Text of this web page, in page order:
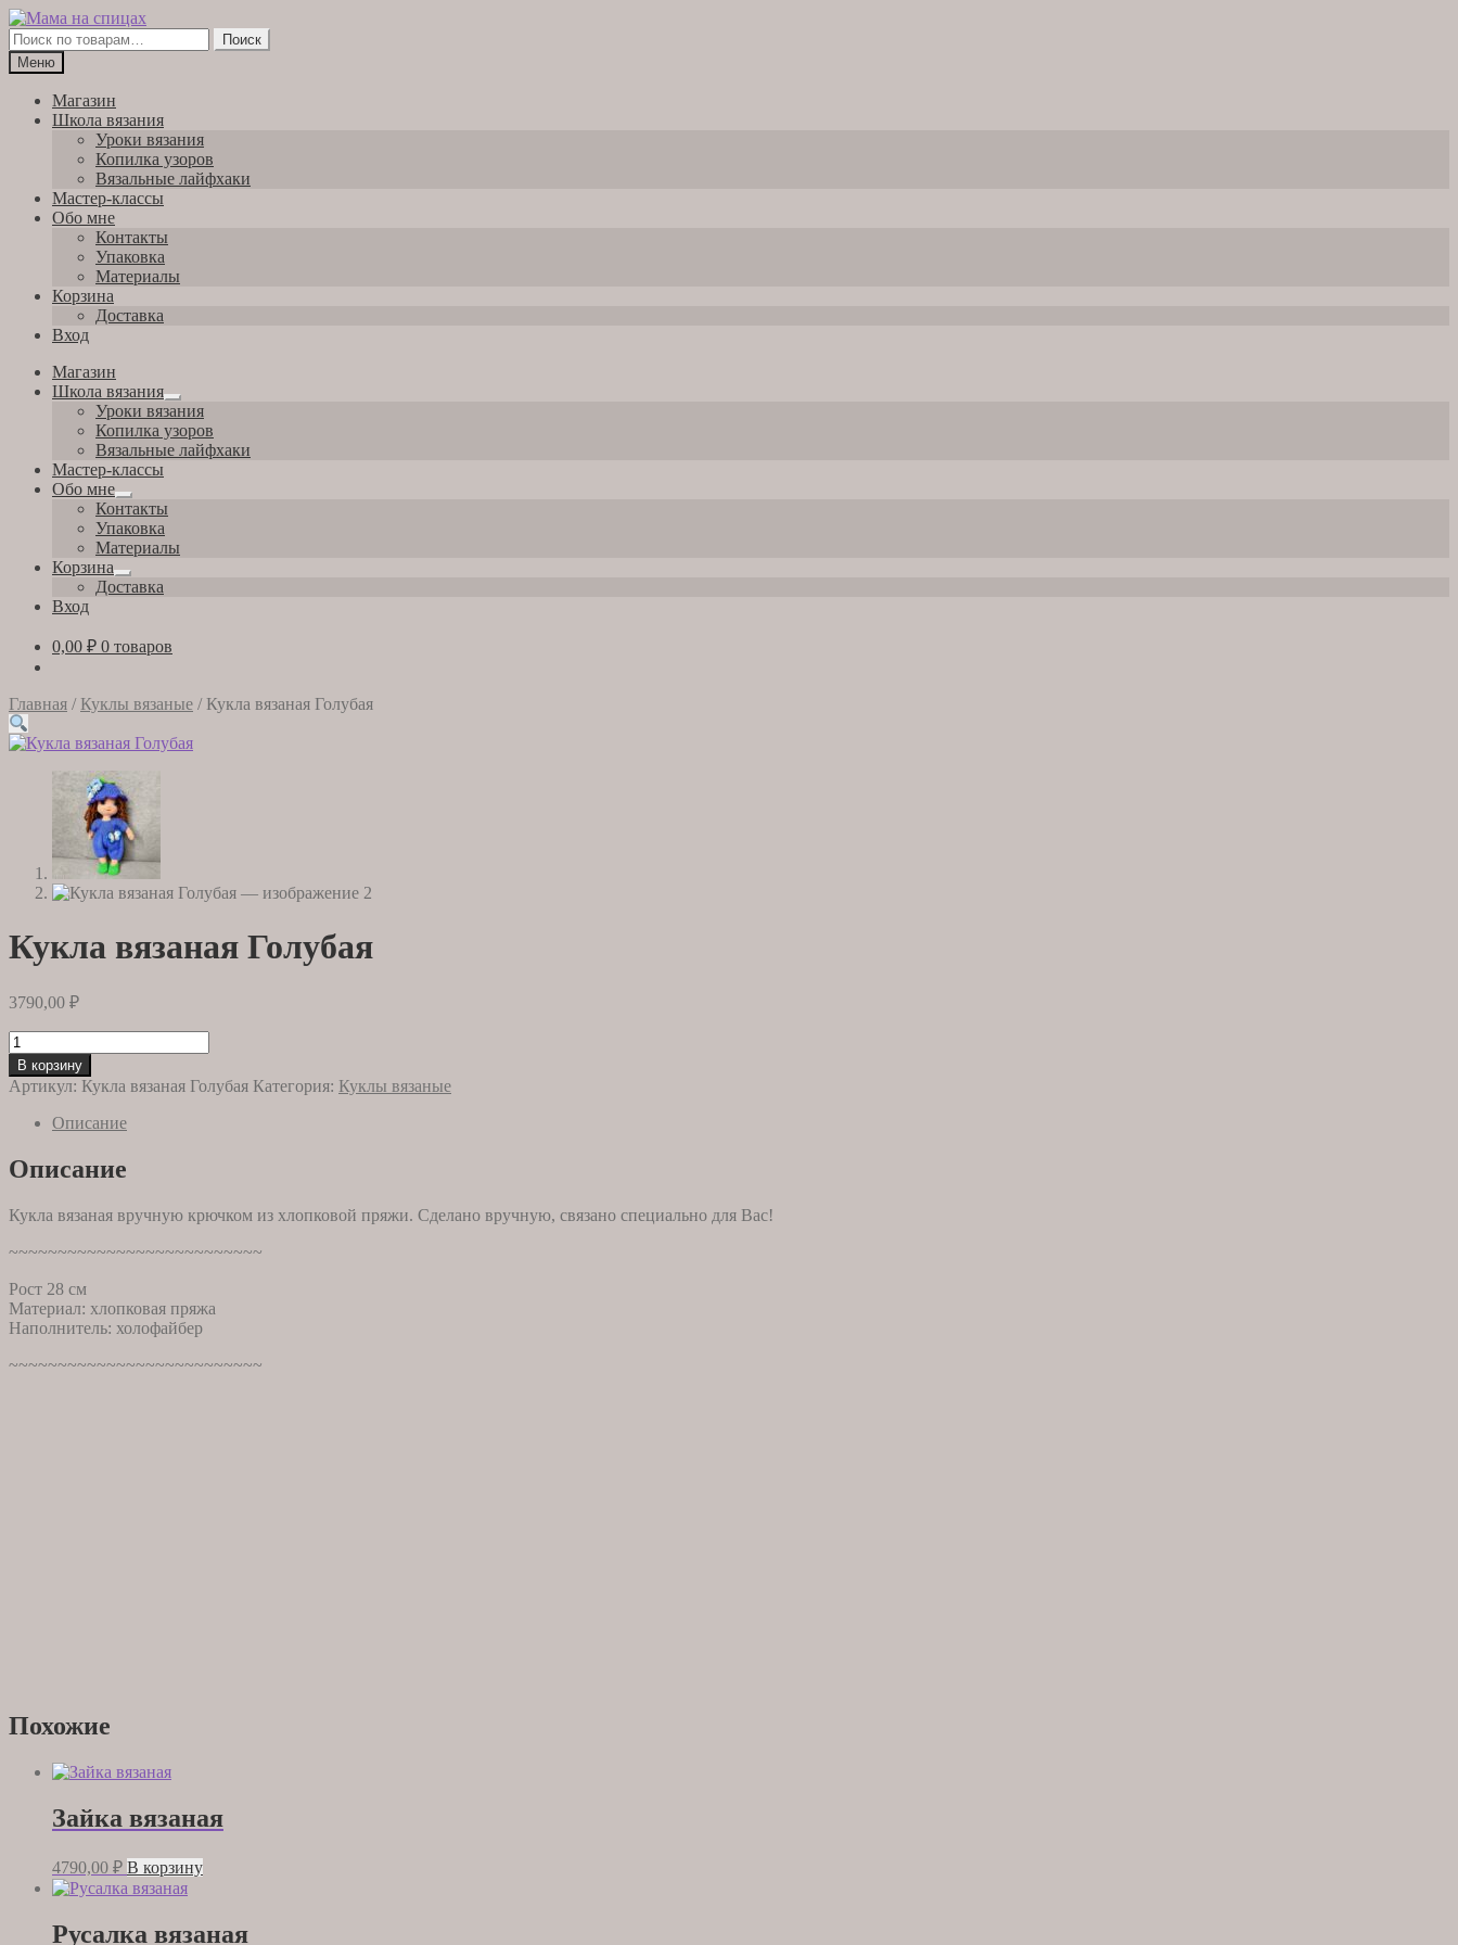
Перейти
к
навигации
Перейти
к
содержимому
Искать:
Поиск
Меню
Магазин
Школа вязания
Уроки вязания
Копилка узоров
Вязальные лайфхаки
Мастер-классы
Обо мне
Контакты
Упаковка
Материалы
Корзина
Доставка
Вход
Магазин
Школа вязания
Развернутое
вложенное
меню
Уроки вязания
Копилка узоров
Вязальные лайфхаки
Мастер-классы
Обо мне
Развернутое
вложенное
меню
Контакты
Упаковка
Материалы
Корзина
Развернутое
вложенное
Доставка
Вход
0,00 ₽ 0 товаров
Главная / Куклы вязаные / Кукла вязаная Голубая
Кукла вязаная Голубая
3790,00 ₽
Количество
товара
Кукла
вязаная
Голубая
В корзину
Артикул: Кукла вязаная Голубая Категория: Куклы вязаные
Описание
Описание
Кукла вязаная вручную крючком из хлопковой пряжи. Сделано вручную, связано специально для Вас!
~~~~~~~~~~~~~~~~~~~~~~~~~~
Рост 28 см
Материал: хлопковая пряжа
Наполнитель: холофайбер
~~~~~~~~~~~~~~~~~~~~~~~~~~
Похожие
Зайка вязаная
4790,00 ₽ В корзину
Русалка вязаная